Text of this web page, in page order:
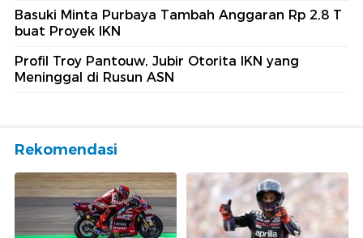
Basuki Minta Purbaya Tambah Anggaran Rp 2,8 T
buat Proyek IKN
Profil Troy Pantouw, Jubir Otorita IKN yang
Meninggal di Rusun ASN
Rekomendasi